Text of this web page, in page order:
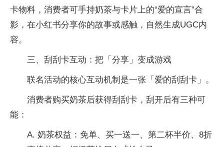
卡物料，消费者可手持奶茶与卡片上的“爱的宣言”合
影，在小红书分享你的故事或感触，自然生成UGC内
容。
三、刮刮卡互动：把「分享」变成游戏
联名活动的核心互动机制是一张「爱的刮刮卡」。
消费者购买奶茶后获得刮刮卡，刮开后有三种可
能：
A. 奶茶权益：免单、买一送一、第二杯半价、8折